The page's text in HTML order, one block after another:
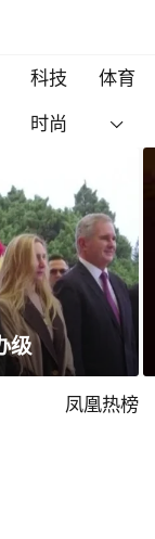
科技
体育
时尚
凤凰热榜